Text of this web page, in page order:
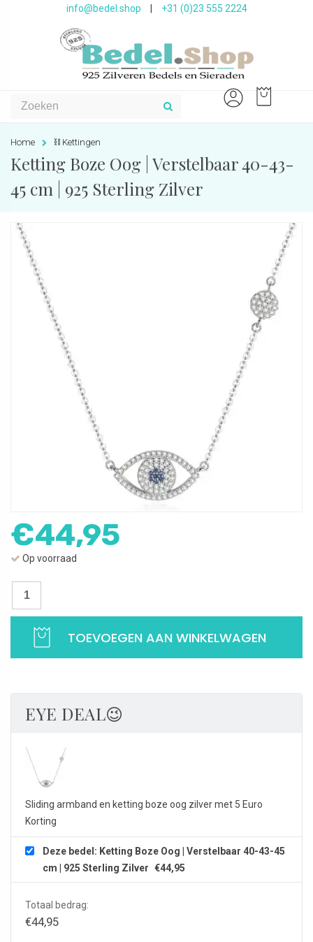
info@bedel.shop +31 (0)23 555 2224
Home ⛓ Kettingen
Ketting Boze Oog | Verstelbaar 40-43-
45 cm | 925 Sterling Zilver
€44,95
Op voorraad
Ketting
Boze
Verstelbaar
Sterling
aantal
TOEVOEGEN AAN WINKELWAGEN
EYE DEAL😉
Sliding armband en ketting boze oog zilver met 5 Euro
Korting
Deze bedel: Ketting Boze Oog | Verstelbaar 40-43-45
cm | 925 Sterling Zilver €44,95
Totaal bedrag:
€44,95